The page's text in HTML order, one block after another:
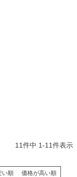
11件中 1-11件表示
い順 価格が高い順